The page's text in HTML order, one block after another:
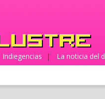
Indiegencias | La noticia del